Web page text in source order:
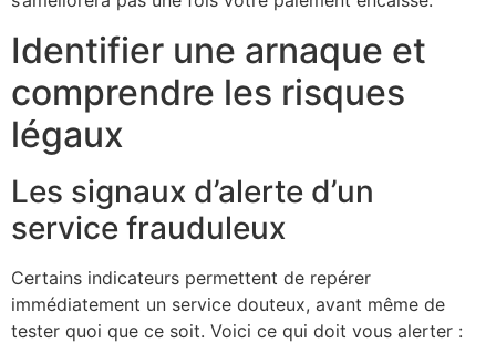
Identifier une arnaque et
comprendre les risques
légaux
Les signaux d’alerte d’un
service frauduleux
Certains indicateurs permettent de repérer
immédiatement un service douteux, avant même de
tester quoi que ce soit. Voici ce qui doit vous alerter :